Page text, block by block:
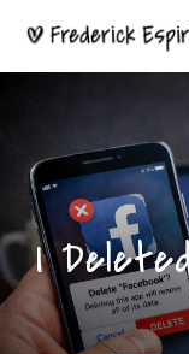
I